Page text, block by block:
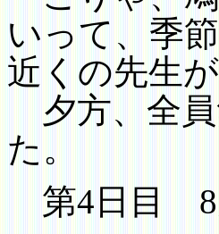
いって、季
近くの先生
夕方、全
た。
第4 日目 8